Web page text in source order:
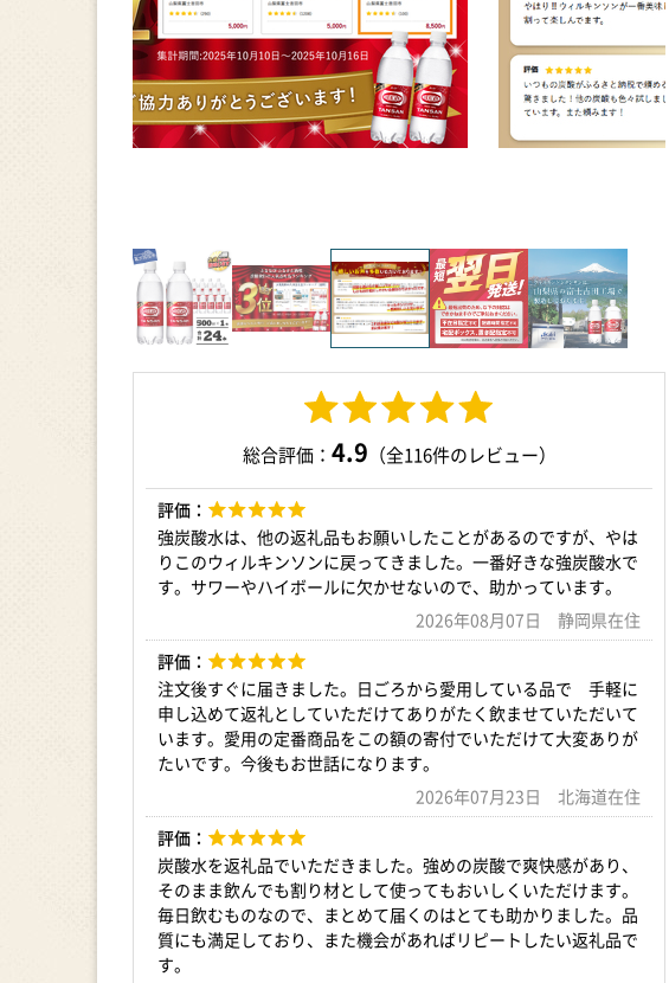
総合評価： 4.9 （全116件のレビュー）
評価：
強炭酸水は、他の返礼品もお願いしたことがあるのですが、やは
りこのウィルキンソンに戻ってきました。一番好きな強炭酸水で
す。サワーやハイボールに欠かせないので、助かっています。
2026年08月07日 静岡県在住
評価：
注文後すぐに届きました。日ごろから愛用している品で 手軽に
申し込めて返礼としていただけてありがたく飲ませていただいて
います。愛用の定番商品をこの額の寄付でいただけて大変ありが
たいです。今後もお世話になります。
2026年07月23日 北海道在住
評価：
炭酸水を返礼品でいただきました。強めの炭酸で爽快感があり、
そのまま飲んでも割り材として使ってもおいしくいただけます。
毎日飲むものなので、まとめて届くのはとても助かりました。品
質にも満足しており、また機会があればリピートしたい返礼品で
す。